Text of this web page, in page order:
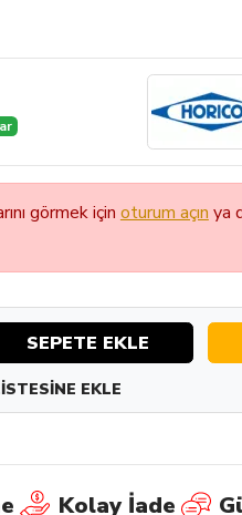
görmek için oturum açın ya
SEPETE EKLE
EKLE
Kolay İade